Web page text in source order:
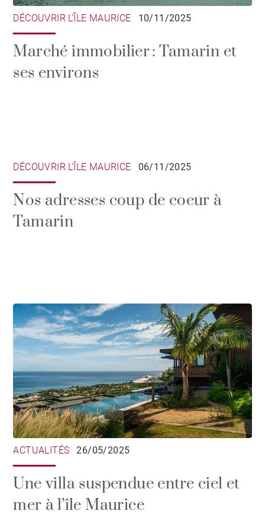
DÉCOUVRIR L'ÎLE MAURICE 10/11/2025
Marché immobilier : Tamarin et
ses environs
DÉCOUVRIR L'ÎLE MAURICE 06/11/2025
Nos adresses coup de coeur à
Tamarin
ACTUALITÉS 26/05/2025
Une villa suspendue entre ciel et
mer à l’île Maurice